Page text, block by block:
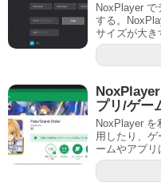
NoxPlayer で
する。
サイズが大き
プリ/ゲー
NoxPlayer を
用したり、
ームやアプリ